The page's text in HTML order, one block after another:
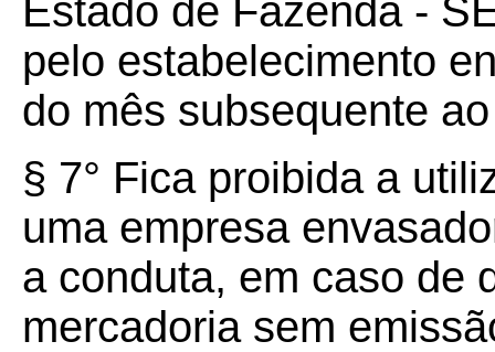
Estado de Fazenda -
pelo estabelecimento
do mês subsequente
§ 7° Fica proibida a
uma empresa
a conduta, em caso de
mercadoria sem